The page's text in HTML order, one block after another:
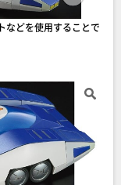
などを使用することで